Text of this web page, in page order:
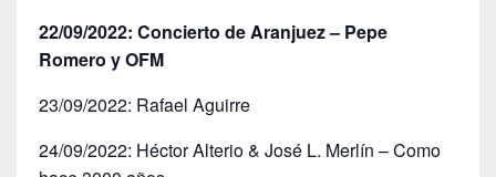
22/09/2022: Concierto de Aranjuez – Pepe
Romero y OFM
23/09/2022: Rafael Aguirre
24/09/2022: Héctor Alterio & José L. Merlín – Como